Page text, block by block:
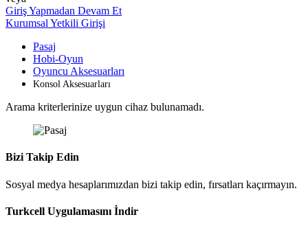
Giriş Yapmadan Devam Et
Kurumsal Yetkili Girişi
Pasaj
Hobi-Oyun
Oyuncu Aksesuarları
Konsol Aksesuarları
Arama kriterlerinize uygun cihaz bulunamadı.
Bizi Takip Edin
Sosyal medya hesaplarımızdan bizi takip edin, fırsatları kaçırmayın.
Turkcell Uygulamasını İndir